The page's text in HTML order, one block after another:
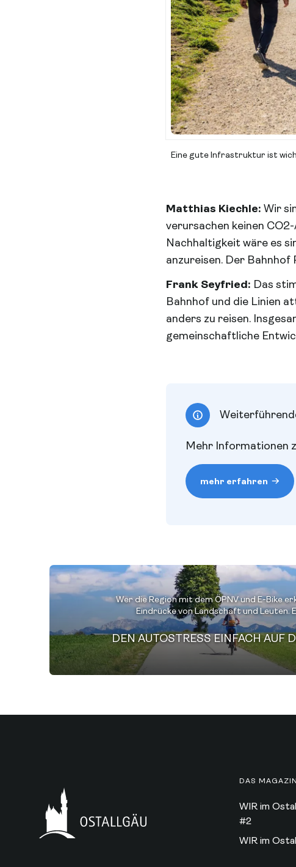
Eine gute Infrastruktur ist
Matthias Kiechle: Wir
verursachen keinen
Nachhaltigkeit wäre es
anzureisen. Der
Frank Seyfried: Das
Bahnhof und die Linien
anders zu reisen.
gemeinschaftliche
Mehr Informationen
mehr erfahren
Wer die Region mit dem ÖPNV und E-Bike
Eindrücke von Landschaft und Leuten.
DAS MAGAZIN
WIR im
#2
WIR im